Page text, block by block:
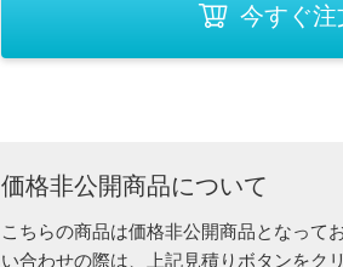
今すぐ注
価格非公開商品について
こちらの商品は価格非公開商品となって
い合わせの際は、上記見積りボタンをク